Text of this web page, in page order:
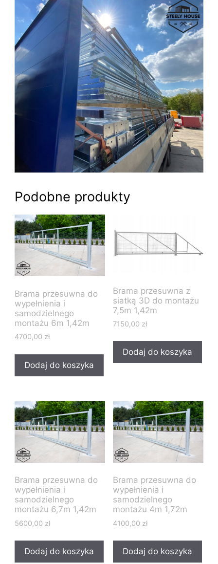
Podobne produkty
Brama przesuwna do
wypełnienia i
samodzielnego
montażu 6m 1,42m
4700,00 zł
Dodaj do koszyka
Brama przesuwna z
siatką 3D do montażu
7,5m 1,42m
7150,00 zł
Dodaj do koszyka
Brama przesuwna do
wypełnienia i
samodzielnego
montażu 6,7m 1,42m
5600,00 zł
Dodaj do koszyka
Brama przesuwna do
wypełnienia i
samodzielnego
montażu 4m 1,72m
4100,00 zł
Dodaj do koszyka